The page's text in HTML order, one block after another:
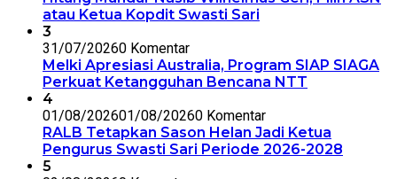
atau Ketua Kopdit Swasti Sari
3
31/07/20260 Komentar
Melki Apresiasi Australia, Program SIAP SIAGA
Perkuat Ketangguhan Bencana NTT
4
01/08/202601/08/20260 Komentar
RALB Tetapkan Sason Helan Jadi Ketua
Pengurus Swasti Sari Periode 2026-2028
5